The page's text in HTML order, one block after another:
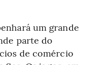
um grande
parte do
de comércio